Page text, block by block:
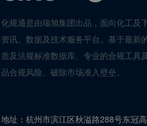
化规通是由瑞旭集团出品，面向化工及
资讯、数据及技术服务平台。基于最新
质及法规标准数据库、专业的合规工具
品合规风险、破除市场准入壁垒。
地址： 杭州市滨江区秋溢路288号东冠